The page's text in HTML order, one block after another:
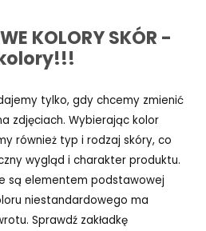
KOLORY SKÓR -
tylko, gdy chcemy zmienić
zdjęciach. Wybierając kolor
również typ i rodzaj skóry, co
wygląd i charakter produktu.
są elementem podstawowej
niestandardowego ma
Sprawdź zakładkę